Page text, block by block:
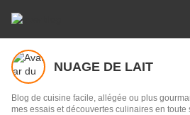
NUAGE DE LAIT
Blog de cuisine facile, allégée ou plus
mes essais et découvertes culinaires en toute